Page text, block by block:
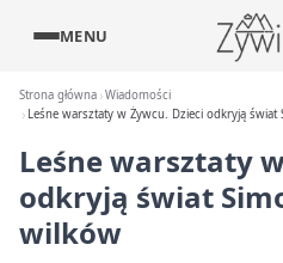
MENU
Strona główna Wiadomości
Leśne warsztaty w Żywcu. Dzieci odkryją świat
Leśne warsztaty
odkryją świat
wilków